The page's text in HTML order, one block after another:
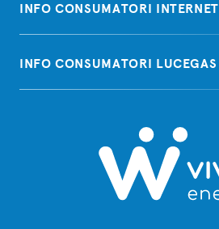
INFO CONSUMATORI INTERNET
INFO CONSUMATORI LUCEGAS